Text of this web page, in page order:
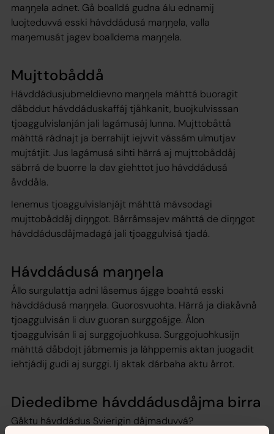
maŋŋela adnet. Gå boalldá gudna álu ednamij
luojteduvvá esski hávddádusá maŋŋela, valla
maŋemusát jagev boalldema maŋŋela.
Mujttobåddå
Hávddádusjubmeldievno maŋŋela máhttá buoragit
dåbddut hávddáduskaffáj tjåhkanit, buojkulvisssan
tjoaggulvislanján jali lagámusáj lunna. Mujttobåttå
máhttá rádnajt ja berrahijt iejvvit vássám ulmutjav
mujtátjit. Jus lagámusá sihti härrá aj mujttobåddåj
säbrrá de buorre la dav giehttot juo hávddádusá
åvddåla.
Ienemus tjoaggulvislanjájt máhttá mávsodagi
mujttobåddåj diŋŋgot. Bårråmsajev máhttá de diŋŋgot
hávddádusdåjmadagá jali tjoaggulvisá tjadá.
Hávddádusá maŋŋela
Ållo surgulattja adni låsemus ájgge boahtá esski
hávddádusá maŋŋela. Guorosvuohta. Härrá ja diakåvnå
tjoaggulvisán li duv guoran surggoájge. Ålon
tjoaggulvisán li aj surggojuohkusa. Surggojuohkusijn
máhttá dåbdojt jábmemis ja láhppemis aktan juogadit
iehtjádij gudi aj surggi. Ij aktak dárbaha aktu årrot.
Diededibme hávddádusdåjma birra
Gåktu hávddádus Svierigin dåjmaduvvá?